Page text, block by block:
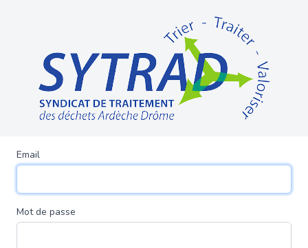
Email
Mot de passe